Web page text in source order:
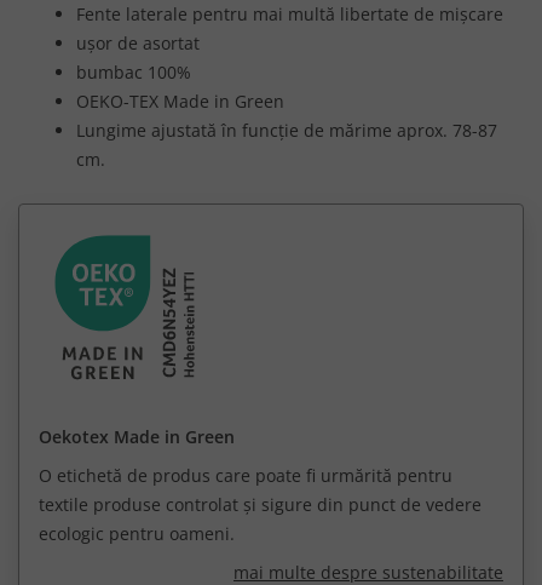
Fente laterale pentru mai multă libertate de mișcare
ușor de asortat
bumbac 100%
OEKO-TEX Made in Green
Lungime ajustată în funcție de mărime aprox. 78-87
cm.
Oekotex Made in Green
O etichetă de produs care poate fi urmărită pentru
textile produse controlat și sigure din punct de vedere
ecologic pentru oameni.
mai multe despre sustenabilitate